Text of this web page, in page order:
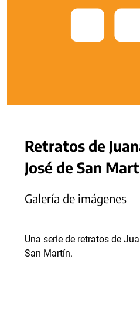
Retratos de
José de San
Galería de imágenes
Una serie de retratos de
San Martín.